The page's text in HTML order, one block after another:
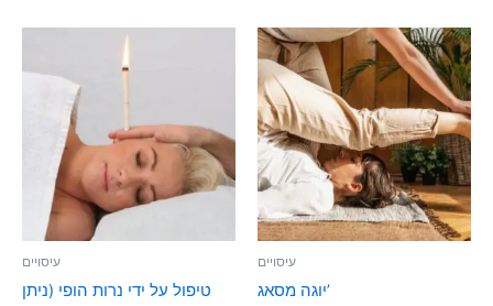
עיסויים
טיפול על ידי נרות הופי (ניתן
עיסויים
יוגה מסאג’
Price
range:
350.00 ₪
through
700.00 ₪
This
product
has
multiple
variants.
The
options
may